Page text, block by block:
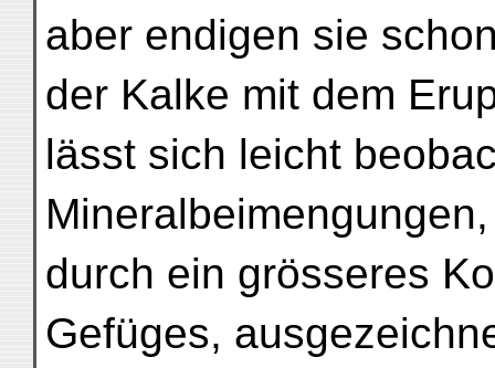
aber endigen sie
der Kalke mit dem
lässt sich leicht
durch ein grösseres
Gefüges,